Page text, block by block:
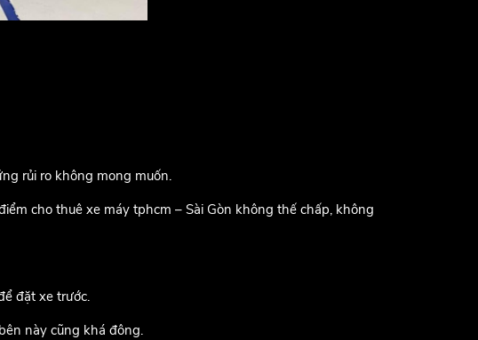
rủi ro không mong muốn.
cho thuê xe máy tphcm – Sài Gòn không thế chấp, không
đặt xe trước.
này cũng khá đông.